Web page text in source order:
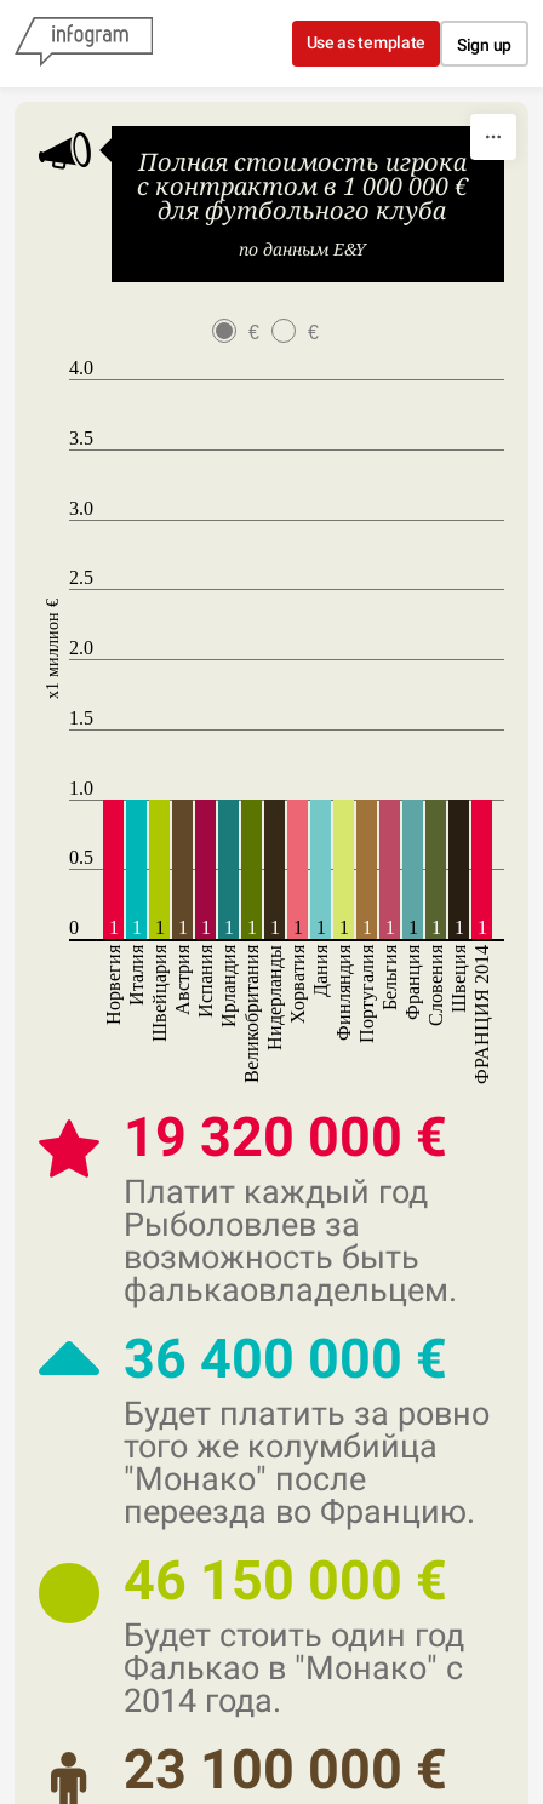
Skip to content
Use as template Sign up
Полная стоимость игрока
с контрактом в 1 000 000 €
для футбольного клуба
по данным E&Y
€
€
4.0
3.5
3.0
2.5
2.0
1.5
1.0
0.5
0
НорвегияИталияШвейцарияАвстрияИспанияИрландияВеликобританияНидерландыХорватияДанияФинляндияПортугалияБельгия ФранцияСловенияШвецияФРАНЦИЯ 2014
1 1 1 1 1 1 1 1 1 1 1 1 1 1 1 1 1
x1 миллион €
19 320 000 €
Платит каждый год
Рыболовлев за
возможность быть
фалькаовладельцем.
36 400 000 €
Будет платить за ровно
того же колумбийца
"Монако" после
переезда во Францию.
46 150 000 €
Будет стоить один год
Фалькао в "Монако" с
2014 года.
23 100 000 €